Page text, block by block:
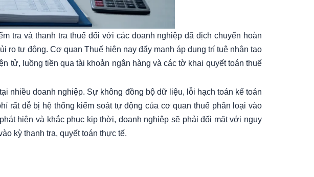
tra và thanh tra thuế đối với các doanh nghiệp đã dịch chuyển hoàn
tự động. Cơ quan Thuế hiện nay đẩy mạnh áp dụng trí tuệ nhân tạo
tử, luồng tiền qua tài khoản ngân hàng và các tờ khai quyết toán thuế
nhiều doanh nghiệp. Sự không đồng bộ dữ liệu, lỗi hạch toán kế toán
rất dễ bị hệ thống kiểm soát tự động của cơ quan thuế phân loại vào
hiện và khắc phục kịp thời, doanh nghiệp sẽ phải đối mặt với nguy
kỳ thanh tra, quyết toán thực tế.